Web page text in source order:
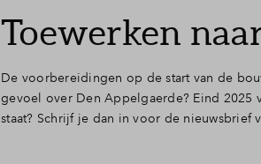
Toewerken
De voorbereidingen op de start van de
gevoel over Den Appelgaerde? Eind 2025
staat? Schrijf je dan in voor de nieuwsbrief